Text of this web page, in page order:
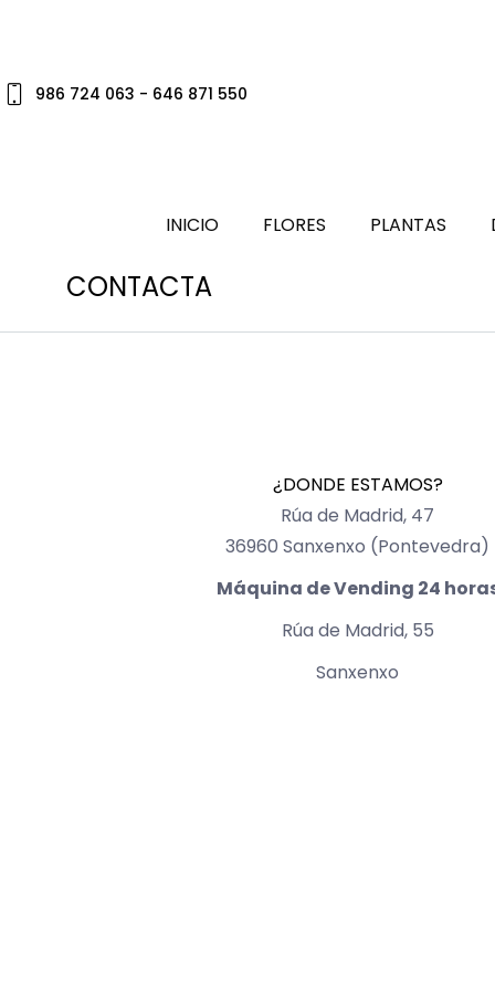
986 724 063 - 646 871 550
INICIO FLORES PLANTAS
CONTACTA
¿DONDE ESTAMOS?
Rúa de Madrid, 47
36960 Sanxenxo (Pontevedra)
Máquina de Vending 24
Rúa de Madrid, 55
Sanxenxo